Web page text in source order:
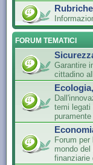
FORUM TEMATICI
Garantire
cittadino
temi legati
Forum
mondo
finanziarie